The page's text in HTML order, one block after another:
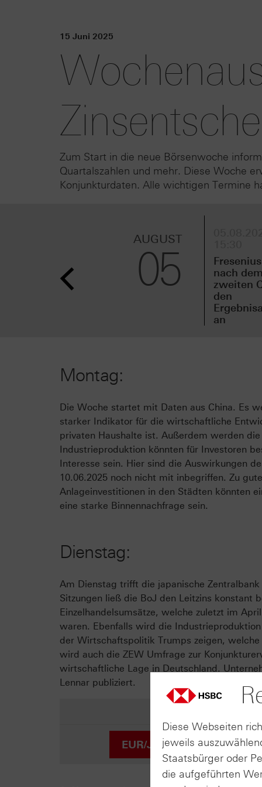
15 Juni 2025
Zum Start in die neue Börsenwoche
Quartalszahlen und mehr. Diese Woche
Konjunkturdaten. Alle wichtigen Termine
AUGUST
05
nach dem
zweiten
den
an
Montag:
Die Woche startet mit Daten aus China. Es
starker Indikator für die wirtschaftliche
privaten Haushalte ist. Außerdem werden
Industrieproduktion könnten für Investoren
Interesse sein. Hier sind die Auswirkungen
10.06.2025 noch nicht mit inbegriffen. Zu
Anlageinvestitionen in den Städten könnten
eine starke Binnennachfrage sein.
Dienstag:
Am Dienstag trifft die japanische
Sitzungen ließ die BoJ den Leitzins konstant
Einzelhandelsumsätze, welche zuletzt im
waren. Ebenfalls wird die
der Wirtschaftspolitik Trumps zeigen,
wird auch die ZEW Umfrage zur
wirtschaftliche Lage in Deutschland.
Lennar publiziert.
EUR/JPY
Diese Webseiten
jeweils
Staatsbürger oder
die aufgeführten